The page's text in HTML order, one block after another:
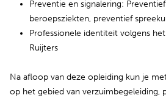
Preventie en signalering:
beroepsziekten, preventief
Professionele identiteit volgens
Ruijters
Na afloop van deze opleiding kun je
op het gebied van verzuimbegeleiding,